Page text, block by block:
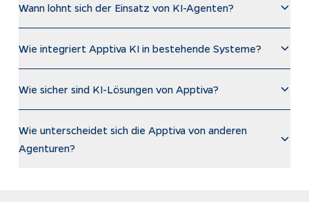
Wann lohnt sich der Einsatz von KI-Agenten?
Wie integriert Apptiva KI in bestehende Systeme?
Wie sicher sind KI-Lösungen von Apptiva?
Wie unterscheidet sich die Apptiva von anderen
Agenturen?